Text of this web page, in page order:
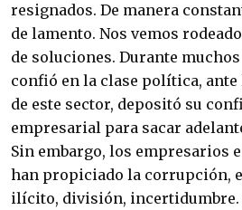
resignados. De manera
de lamento. Nos vemos
de soluciones. Durante
confió en la clase política,
de este sector, depositó su
empresarial para sacar
Sin embargo, los empresarios
han propiciado la corrupción,
ilícito, división, incertidumbre.